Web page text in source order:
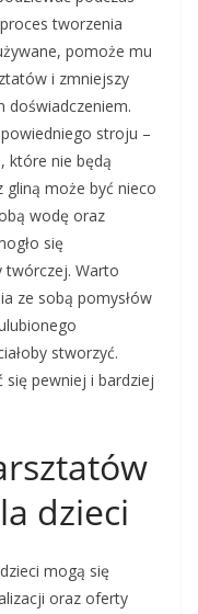
tworzenia
pomoże mu
i zmniejszy
doświadczeniem.
stroju –
które nie będą
gliną może być nieco
wodę oraz
się
twórczej. Warto
ze sobą pomysłów
stworzyć.
pewniej i bardziej
dzieci
mogą się
oraz oferty